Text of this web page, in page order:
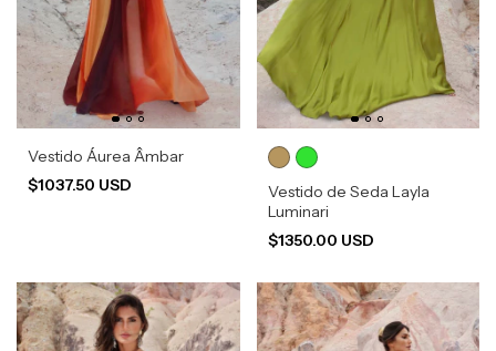
Vestido Áurea Âmbar
$1037.50 USD
Vestido de Seda Layla
Luminari
$1350.00 USD